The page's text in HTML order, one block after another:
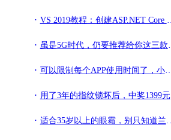
VS 2019教程：创建ASP.NET Core Web App
虽是5G时代，仍要推荐给你这三款4G机型，可使用三年不落伍
可以限制每个APP使用时间了，小米MIUI11屏幕时间管理
用了3年的指纹锁坏后，中奖1399元米家指纹锁，却不愿换锁？
适合35岁以上的眼霜，别只知道兰蔻了，这几款抗衰老眼霜更好用